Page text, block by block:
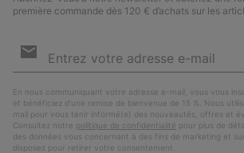
première commande dès 120 € d’achats sur les
par
En nous communiquant votre adresse e-mail, vous vous
et bénéficiez d’une remise de bienvenue de 15 %. Nous
mail pour vous tenir informé(e) des nouveautés, offres et
Consultez notre politique de confidentialité pour plus de
des données vous concernant à des fins de marketing et
disposez pour retirer votre consentement.